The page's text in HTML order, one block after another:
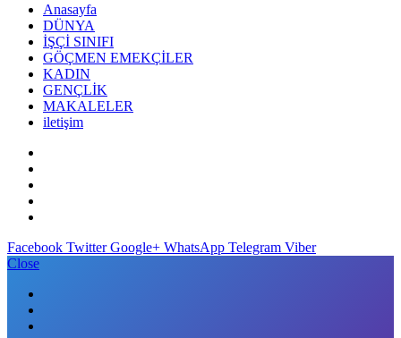
Anasayfa
DÜNYA
İŞÇİ SINIFI
GÖÇMEN EMEKÇİLER
KADIN
GENÇLİK
MAKALELER
iletişim
Facebook Twitter Google+ WhatsApp Telegram Viber
Close